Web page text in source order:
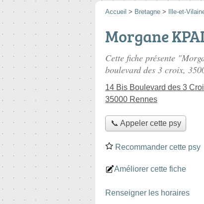
Accueil > Bretagne > Ille-et-
Morgane
Cette fiche présente
boulevard des 3 croix,
14 Bis Boulevard des 3
35000 Rennes
📞 Appeler cette psy
Recommander cette psy
Améliorer cette fiche
Renseigner les horaires